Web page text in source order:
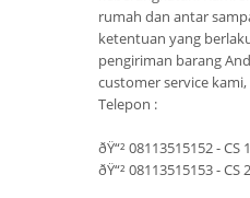
rumah dan antar
ketentuan yang
pengiriman barang
customer service
Telepon :
ðŸ“² 08113515152 - CS
ðŸ“² 08113515153 - CS